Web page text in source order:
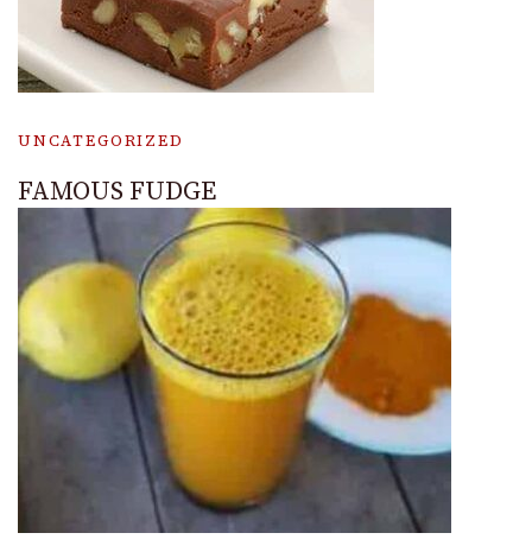
UNCATEGORIZED
FAMOUS FUDGE